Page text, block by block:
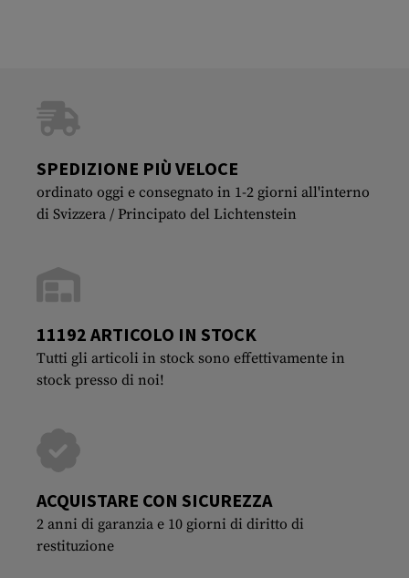
SPEDIZIONE PIÙ VELOCE
ordinato oggi e consegnato in 1-2 giorni all'interno
di Svizzera / Principato del Lichtenstein
11192 ARTICOLO IN STOCK
Tutti gli articoli in stock sono effettivamente in
stock presso di noi!
ACQUISTARE CON SICUREZZA
2 anni di garanzia e 10 giorni di diritto di
restituzione